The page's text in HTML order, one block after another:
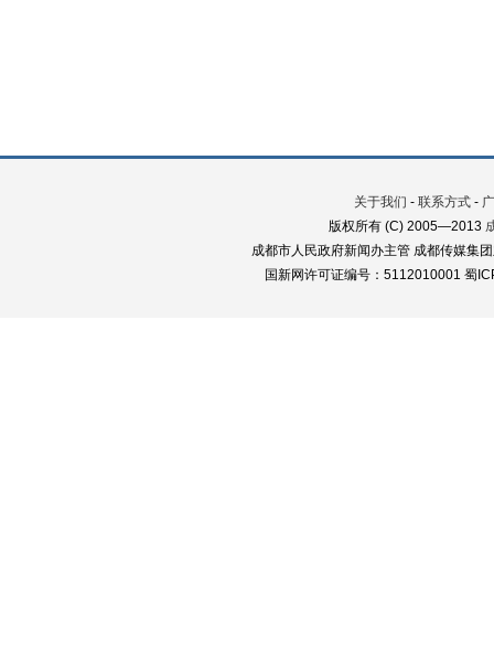
关于我们 - 联系方式 -
版权所有 (C) 2005—2013
成都市人民政府新闻办主管 成都传媒集
国新网许可证编号：5112010001 蜀